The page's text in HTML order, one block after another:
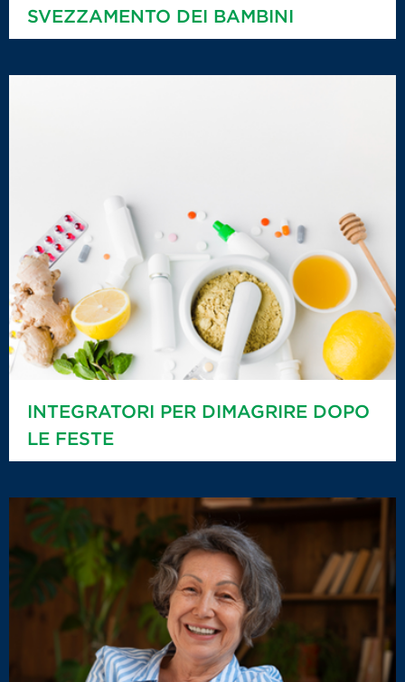
SVEZZAMENTO DEI BAMBINI
INTEGRATORI PER DIMAGRIRE DOPO
LE FESTE